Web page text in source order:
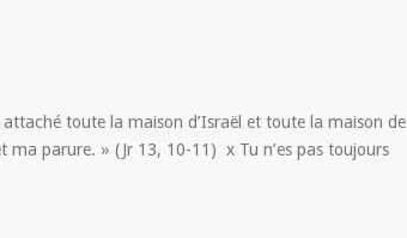
toute la maison d’Israël et toute la maison de
ma parure. » (Jr 13, 10-11) x Tu n’es pas toujours